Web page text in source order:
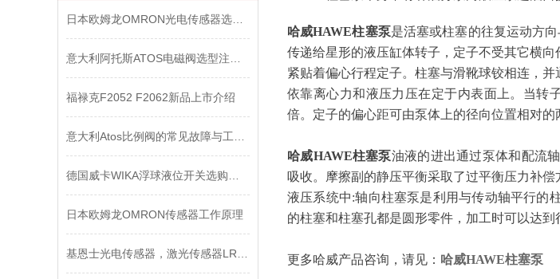
福禄克F2052 F2062新品上市介绍
日本欧姆龙OMRON传感器工作原理
哈威HAWE柱塞泵是活塞或柱塞的往复运动方
传递给星形的液压缸体转子，定子不受其它横
紧贴着偏心行程定子。柱塞与滑靴球铰相连，
依靠离心力和液压力压在定于内表面上。当转
倍。定子的偏心距可由泵体上的径向位置相对的
哈威HAWE柱塞泵油液的进出通过泵体和配流
吸收。摩擦副的静压平衡采取了过平衡压力补
液压系统中:轴向柱塞泵是利用与传动轴平行的
的柱塞和柱塞孔都是圆形零件，加工时可以达到
更多哈威产品咨询，请见： 哈威HAWE柱塞泵